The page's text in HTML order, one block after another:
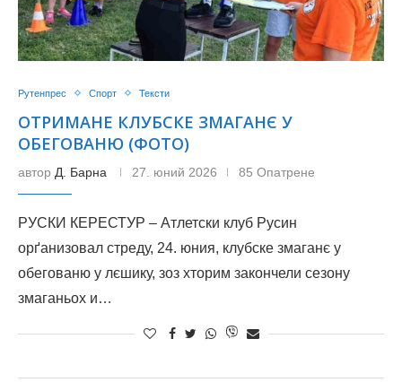
Рутенпрес Спорт Тексти
ОТРИМАНЕ КЛУБСКЕ ЗМАГАНЄ У
ОБЕГОВАНЮ (ФОТО)
автор Д. Барна 27. юний 2026 85 Опатрене
РУСКИ КЕРЕСТУР – Атлетски клуб Русин
орґанизовал стреду, 24. юния, клубске змаганє у
обегованю у лєшику, зоз хторим закончели сезону
змаганьох и…